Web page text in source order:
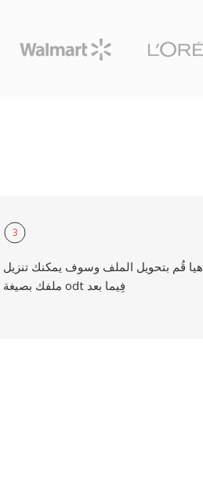
3
هيا قُم بتحويل الملف وسوف يمكنك تنزيل
ملفك بصيغة odt فِيما بعد